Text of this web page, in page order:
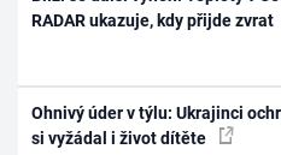
RADAR ukazuje, kdy přijde zvrat
Ohnivý úder v týlu: Ukrajinci
si vyžádal i život dítěte